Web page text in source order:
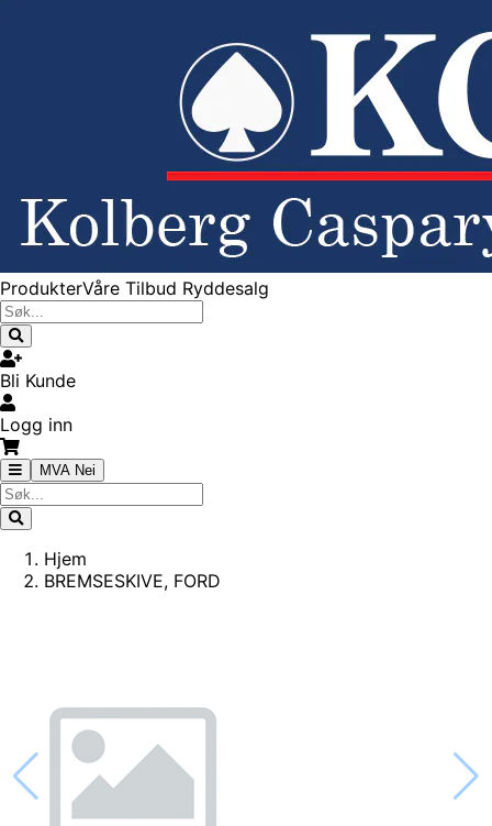
ProdukterVåre Tilbud Ryddesalg
Bli Kunde
Logg inn
MVA Nei
Hjem
BREMSESKIVE, FORD